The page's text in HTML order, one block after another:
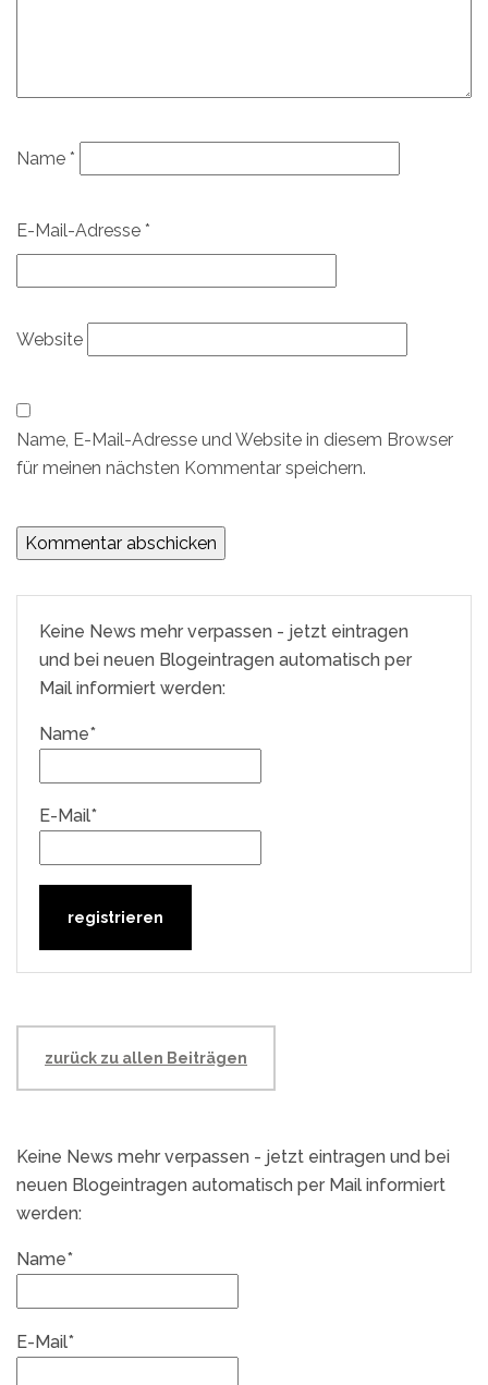
Name *
E-Mail-Adresse *
Website
Name, E-Mail-Adresse und Website in diesem Browser
für meinen nächsten Kommentar speichern.
Keine News mehr verpassen - jetzt eintragen
und bei neuen Blogeintragen automatisch per
Mail informiert werden:
Name*
E-Mail*
zurück zu allen Beiträgen
Keine News mehr verpassen - jetzt eintragen und bei
neuen Blogeintragen automatisch per Mail informiert
werden:
Name*
E-Mail*